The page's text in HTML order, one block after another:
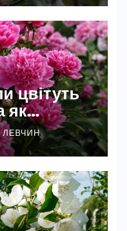
цвітуть
як
красу